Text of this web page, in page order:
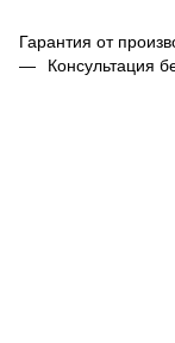
Гарантия от
Консультация